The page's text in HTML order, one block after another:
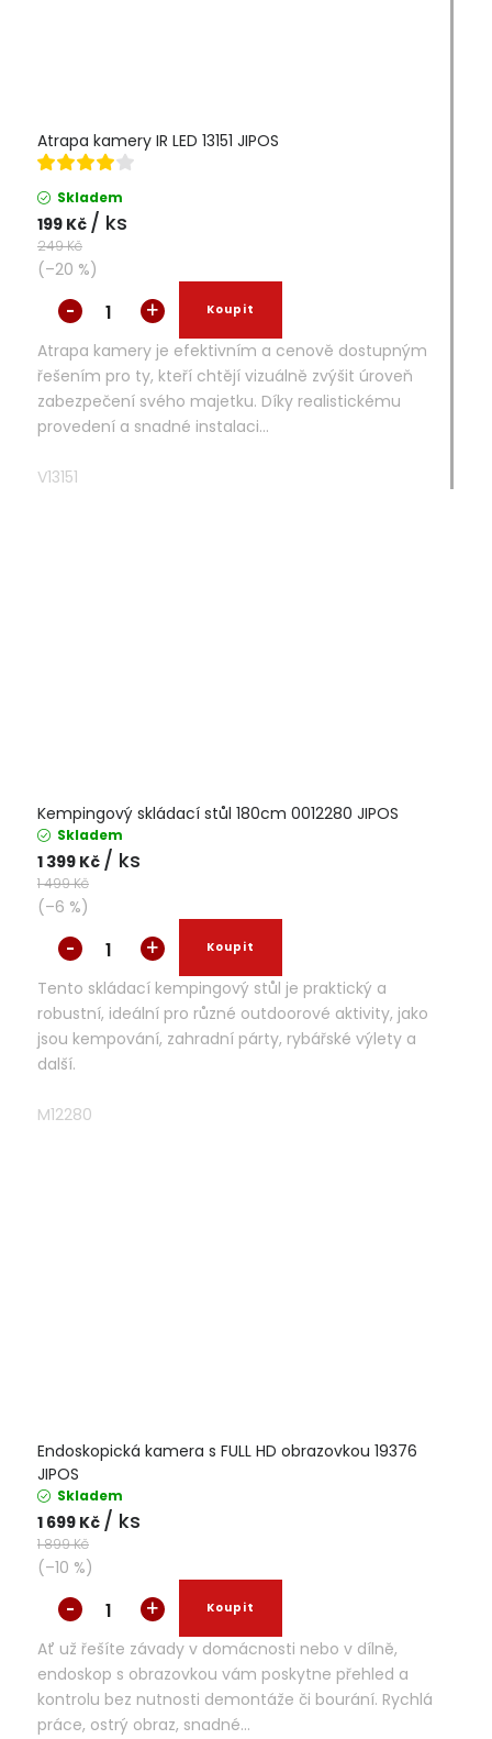
Atrapa kamery IR LED 13151 JIPOS
Skladem
199 Kč / ks
249 Kč
(–20 %)
Atrapa kamery je efektivním a cenově dostupným
řešením pro ty, kteří chtějí vizuálně zvýšit úroveň
zabezpečení svého majetku. Díky realistickému
provedení a snadné instalaci...
V13151
Kempingový skládací stůl 180cm 0012280 JIPOS
Skladem
1 399 Kč / ks
1 499 Kč
(–6 %)
Tento skládací kempingový stůl je praktický a
robustní, ideální pro různé outdoorové aktivity, jako
jsou kempování, zahradní párty, rybářské výlety a
další.
M12280
Endoskopická kamera s FULL HD obrazovkou 19376
JIPOS
Skladem
1 699 Kč / ks
1 899 Kč
(–10 %)
Ať už řešíte závady v domácnosti nebo v dílně,
endoskop s obrazovkou vám poskytne přehled a
kontrolu bez nutnosti demontáže či bourání. Rychlá
práce, ostrý obraz, snadné...